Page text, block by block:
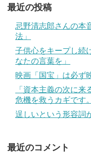
最近の投稿
忌野清志郎さんの本
法」
子供心をキープし続
なたの言葉を」
映画「国宝」は必ず
「資本主義の次に
危機を救うカギです。
逞しいという形容詞
最近のコメント